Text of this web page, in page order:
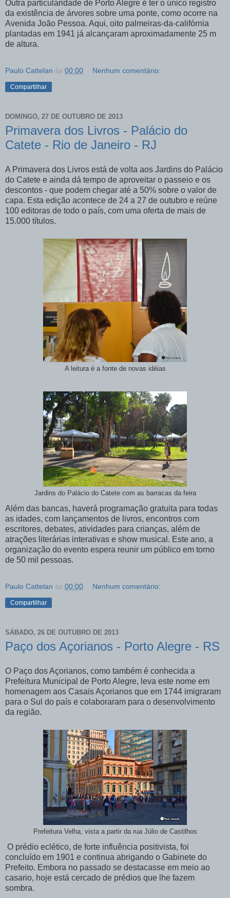
Outra particularidade de Porto Alegre é ter o único registro
da existência de árvores sobre uma ponte, como ocorre na
Avenida João Pessoa. Aqui, oito palmeiras-da-califórnia
plantadas em 1941 já alcançaram aproximadamente 25 m
de altura.
Paulo Cattelan às 00:00 Nenhum comentário:
Compartilhar
DOMINGO, 27 DE OUTUBRO DE 2013
Primavera dos Livros - Palácio do
Catete - Rio de Janeiro - RJ
A Primavera dos Livros está de volta aos Jardins do Palácio
do Catete e ainda dá tempo de aproveitar o passeio e os
descontos - que podem chegar até a 50% sobre o valor de
capa. Esta edição acontece de 24 a 27 de outubro e reúne
100 editoras de todo o país, com uma oferta de mais de
15.000 títulos.
A leitura é a fonte de novas idéias
Jardins do Palácio do Catete com as barracas da feira
Além das bancas, haverá programação gratuita para todas
as idades, com lançamentos de livros, encontros com
escritores, debates, atividades para crianças, além de
atrações literárias interativas e show musical. Este ano, a
organização do evento espera reunir um público em torno
de 50 mil pessoas.
Paulo Cattelan às 00:00 Nenhum comentário:
Compartilhar
SÁBADO, 26 DE OUTUBRO DE 2013
Paço dos Açorianos - Porto Alegre - RS
O Paço dos Açorianos, como também é conhecida a
Prefeitura Municipal de Porto Alegre, leva este nome em
homenagem aos Casais Açorianos que em 1744 imigraram
para o Sul do país e colaboraram para o desenvolvimento
da região.
Prefeitura Velha, vista a partir da rua Júlio de Castilhos
O prédio eclético, de forte influência positivista, foi
concluído em 1901 e continua abrigando o Gabinete do
Prefeito. Embora no passado se destacasse em meio ao
casario, hoje está cercado de prédios que lhe fazem
sombra.